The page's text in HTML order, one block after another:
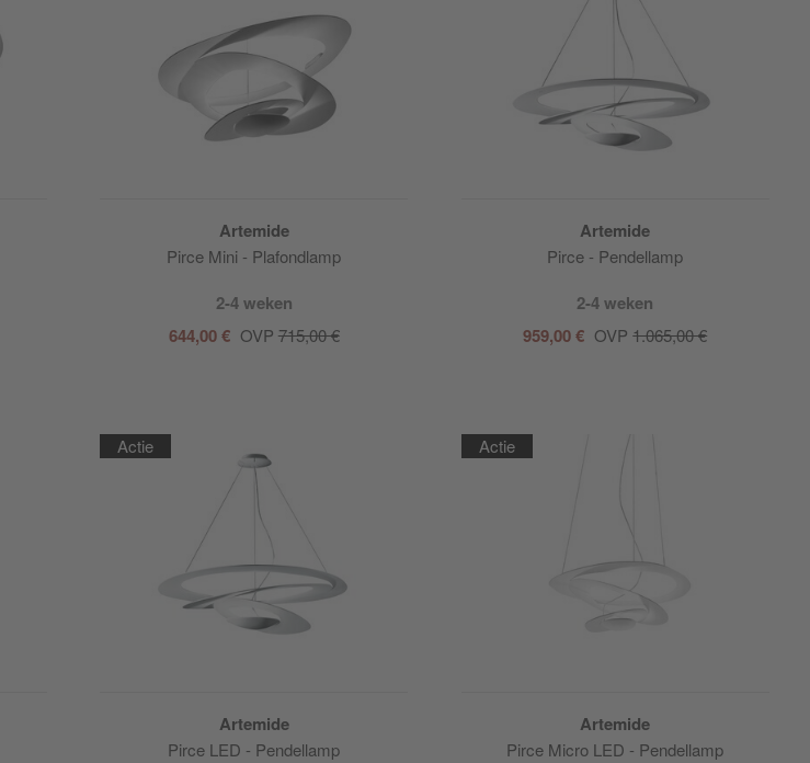
Artemide
Pirce Mini - Plafondlamp
2-4 weken
644,00 € OVP 715,00 €
Artemide
Pirce - Pendellamp
2-4 weken
959,00 € OVP1.065,00 €
Artemide
Pirce LED - Pendellamp
Actie
Artemide
Pirce Micro LED - Pendellamp
Actie